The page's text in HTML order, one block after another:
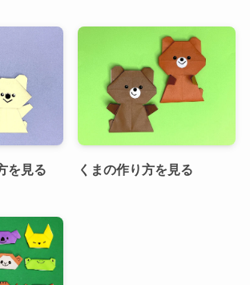
を見る くまの作り方を見る